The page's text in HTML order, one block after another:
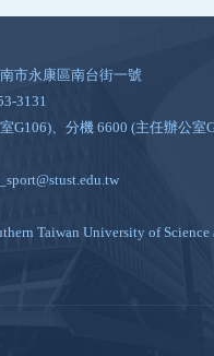
市永康區南台街一號
3131
G106)、分機 6600 (主任辦公室
Taiwan University of